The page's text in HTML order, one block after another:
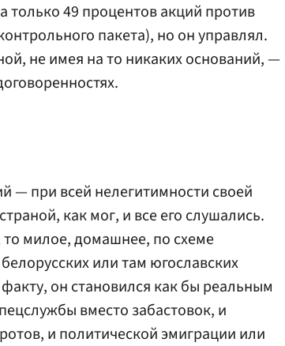
только 49 процентов акций против
пакета), но он управлял.
не имея на то никаких оснований, —
— при всей нелегитимности своей
как мог, и все его слушались.
милое, домашнее, по схеме
или там югославских
он становился как бы реальным
вместо забастовок, и
и политической эмиграции или